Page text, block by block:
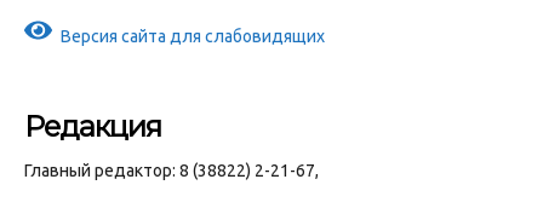
Версия сайта для слабовидящих
Редакция
Главный редактор: 8 (38822) 2-21-67,